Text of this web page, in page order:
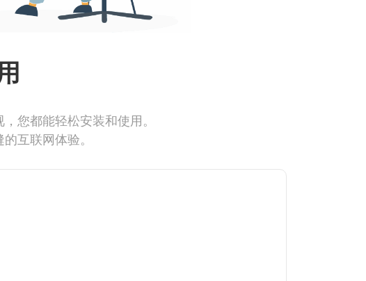
您都能轻松安装和使用。
互联网体验。